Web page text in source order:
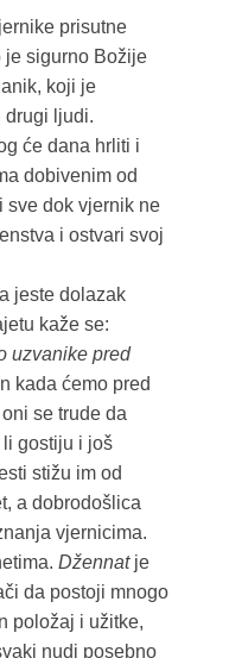
prisutne
je sigurno Božije
koji je
drugi ljudi.
će dana hrliti i
dobivenim od
sve dok vjernik ne
i ostvari svoj
jeste dolazak
kaže se:
uzvanike pred
kada ćemo pred
se trude da
gostiju i još
stižu im od
a dobrodošlica
vjernicima.
Džennatje
da postoji mnogo
položaj i užitke,
nudi posebno